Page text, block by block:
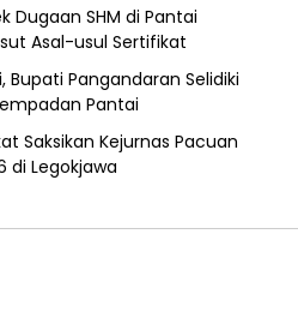
Dugaan SHM di Pantai
Asal-usul Sertifikat
Bupati Pangandaran Selidiki
Pantai
Saksikan Kejurnas Pacuan
di Legokjawa